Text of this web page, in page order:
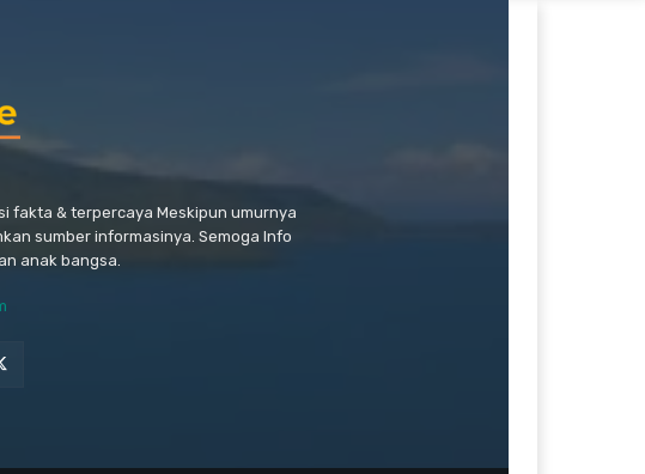
fakta & terpercaya Meskipun umurnya
sumber informasinya. Semoga Info
anak bangsa.